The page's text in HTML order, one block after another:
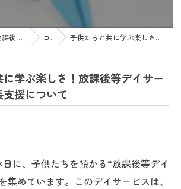
東京都江東区の放課後等デイサービスの求人ならたすきっず コラム 子供たちと共に学ぶ楽しさ！放課後等デイサービスでの成長支援について
学ぶ楽しさ！放課後等デイサー
支援について
に、子供たちを預かる“放課後等デイ
集めています。このデイサービスは、